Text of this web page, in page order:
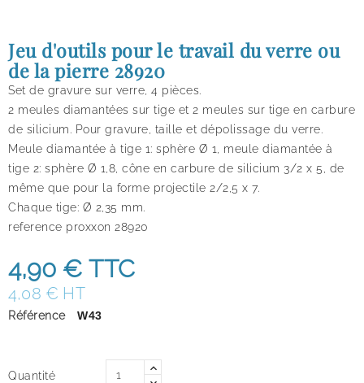
Jeu d'outils pour le travail du verre ou
de la pierre 28920
Set de gravure sur verre, 4 pièces.
2 meules diamantées sur tige et 2 meules sur tige en carbure
de silicium. Pour gravure, taille et dépolissage du verre.
Meule diamantée à tige 1: sphère Ø 1, meule diamantée à
tige 2: sphère Ø 1,8, cône en carbure de silicium 3/2 x 5, de
même que pour la forme projectile 2/2,5 x 7.
Chaque tige: Ø 2,35 mm.
reference proxxon 28920
4,90 € TTC
4,08 € HT
Référence W43
Quantité